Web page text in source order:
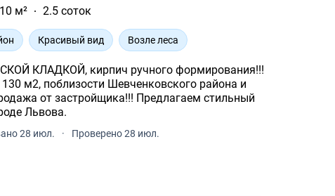
м² 2.5 соток
Красивый вид Возле леса
КЛАДКОЙ, кирпич ручного формирования!!!
м2, поблизости Шевченковского района и
Львова.
28 июл. · Проверено 28 июл.